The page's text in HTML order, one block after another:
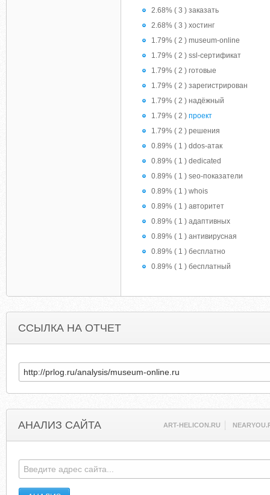
2.68% ( 3 ) заказать
2.68% ( 3 ) хостинг
1.79% ( 2 ) museum-online
1.79% ( 2 ) ssl-сертификат
1.79% ( 2 ) готовые
1.79% ( 2 ) зарегистрирован
1.79% ( 2 ) надёжный
1.79% ( 2 ) проект
1.79% ( 2 ) решения
0.89% ( 1 ) ddos-атак
0.89% ( 1 ) dedicated
0.89% ( 1 ) seo-показатели
0.89% ( 1 ) whois
0.89% ( 1 ) авторитет
0.89% ( 1 ) адаптивных
0.89% ( 1 ) антивирусная
0.89% ( 1 ) бесплатно
0.89% ( 1 ) бесплатный
ССЫЛКА НА ОТЧЕТ
АНАЛИЗ САЙТА ART-HELICON.RU